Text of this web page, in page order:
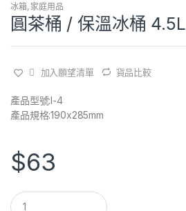
冰箱, 家庭用品
圓茶桶 / 保溫冰桶 4.5L
加入願望清單 貨品比較
產品型號:I-4
產品規格:190x285mm
$63
Q